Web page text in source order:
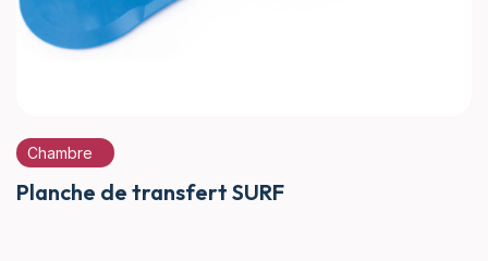
Chambre
Planche de transfert SURF